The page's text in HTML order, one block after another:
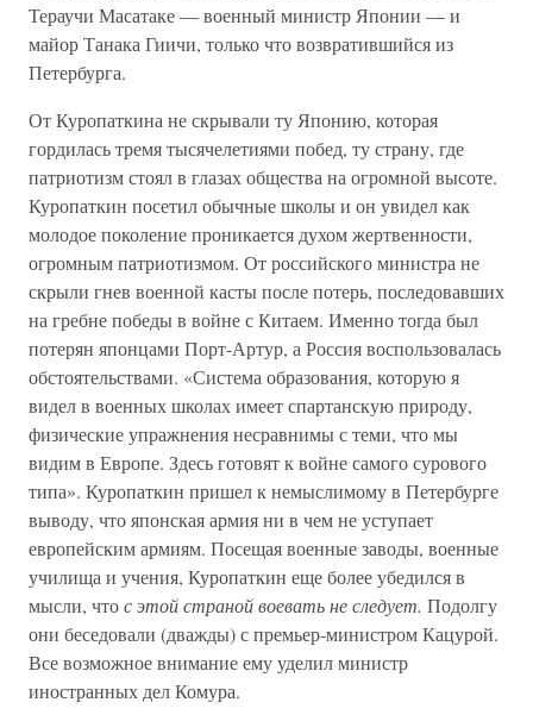
Тераучи Масатаке — военный министр Японии — и
майор Танака Гиичи, только что возвратившийся из
Петербурга.
От Куропаткина не скрывали ту Японию, которая
гордилась тремя тысячелетиями побед, ту страну, где
патриотизм стоял в глазах общества на огромной высоте.
Куропаткин посетил обычные школы и он увидел как
молодое поколение проникается духом жертвенности,
огромным патриотизмом. От российского министра не
скрыли гнев военной касты после потерь, последовавших
на гребне победы в войне с Китаем. Именно тогда был
потерян японцами Порт-Артур, а Россия воспользовалась
обстоятельствами. «Система образования, которую я
видел в военных школах имеет спартанскую природу,
физические упражнения несравнимы с теми, что мы
видим в Европе. Здесь готовят к войне самого сурового
типа». Куропаткин пришел к немыслимому в Петербурге
выводу, что японская армия ни в чем не уступает
европейским армиям. Посещая военные заводы, военные
училища и учения, Куропаткин еще более убедился в
мысли, чтос этой страной воевать не следует. Подолгу
они беседовали (дважды) с премьер-министром Кацурой.
Все возможное внимание ему уделил министр
иностранных дел Комура.